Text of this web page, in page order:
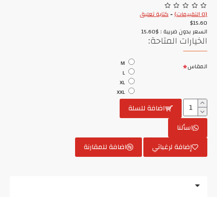
(0 التقييمات) -كتابة تعليق
$15.60
السعر بدون ضريبة : $15.60
الخيارات المتاحة:
المقاس
M
L
XL
XXL
اضافة للسلة
اسألنا
إضافة لرغباتي
اضافة للمقارنة